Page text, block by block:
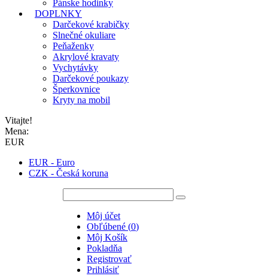
Pánske hodinky
DOPLNKY
Darčekové krabičky
Slnečné okuliare
Peňaženky
Akrylové kravaty
Vychytávky
Darčekové poukazy
Šperkovnice
Kryty na mobil
Vitajte!
Mena:
EUR
EUR - Euro
CZK - Česká koruna
Môj účet
Obľúbené (0)
Môj Košík
Pokladňa
Registrovať
Prihlásiť